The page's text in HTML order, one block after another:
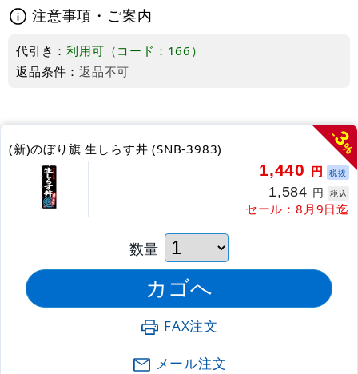
注意事項・ご案内
代引き：利用可（コード：166）
返品条件： 返品不可
-
3
%
(新)のぼり旗 生しらす丼 (SNB-3983)
1,440 円 税抜
1,584 円 税込
セール：8月9日迄
数量
FAX注文
メール注文